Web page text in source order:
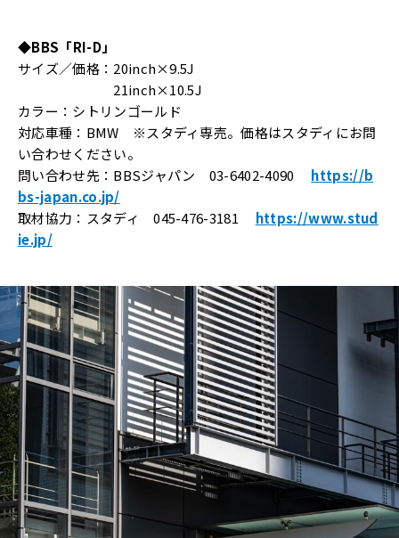
◆BBS「RI-D」
サイズ／価格：20inch×9.5J
21inch×10.5J
カラー：シトリンゴールド
対応車種：BMW ※スタディ専売。価格はスタディにお問
い合わせください。
問い合わせ先：BBSジャパン 03-6402-4090 https://b
bs-japan.co.jp/
取材協力：スタディ 045-476-3181 https://www.stud
ie.jp/